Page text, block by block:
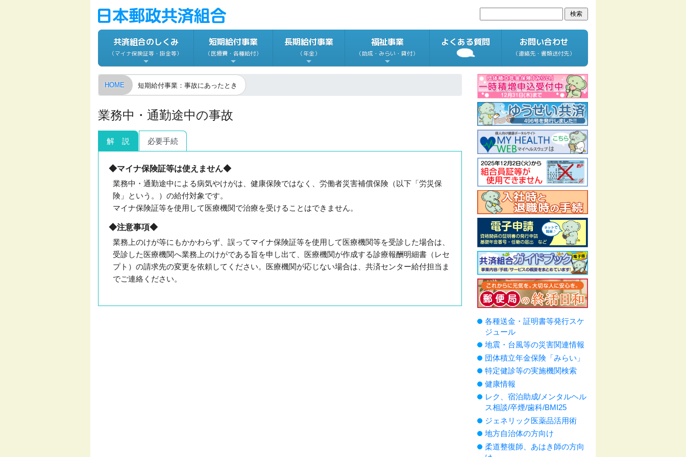
共済組合のしくみ
（マイナ保険証等・掛金等）
短期給付事業
（医療費・各種給付）
長期給付事業
（年金）
福祉事業
（助成・みらい・貸付）
よくある質問 お問い合わせ
（連絡先・書類送付先）
HOME 短期給付事業：事故にあったとき
業務中・通勤途中の事故
解 説 必要手続
◆マイナ保険証等は使えません◆
業務中・通勤途中による病気やけがは、健康保険ではなく、労働者災害補償保険（以下「労災保
険」という。）の給付対象です。
マイナ保険証等を使用して医療機関で治療を受けることはできません。
◆注意事項◆
業務上のけが等にもかかわらず、誤ってマイナ保険証等を使用して医療機関等を受診した場合は、
受診した医療機関へ業務上のけがである旨を申し出て、医療機関が作成する診療報酬明細書（レセ
プト）の請求先の変更を依頼してください。医療機関が応じない場合は、共済センター給付担当ま
でご連絡ください。
各種送金・証明書等発行スケ
ジュール
地震・台風等の災害関連情報
団体積立年金保険「みらい」
特定健診等の実施機関検索
健康情報
レク、宿泊助成/メンタルヘル
ス相談/卒煙/歯科/BMI25
ジェネリック医薬品活用術
地方自治体の方向け
柔道整復師、あはき師の方向